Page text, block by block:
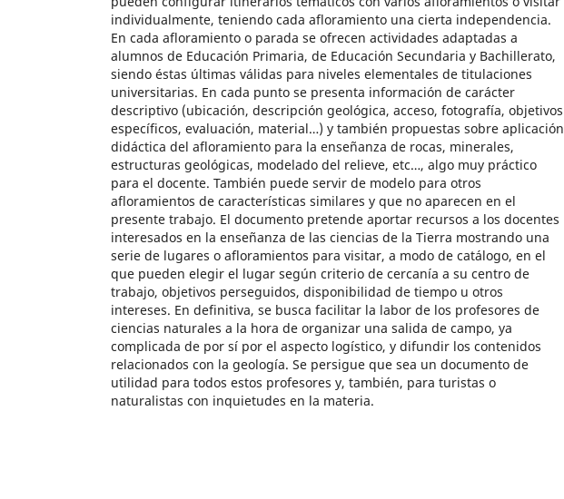
individualmente, teniendo cada afloramiento una cierta independencia.
En cada afloramiento o parada se ofrecen actividades adaptadas a
alumnos de Educación Primaria, de Educación Secundaria y Bachillerato,
siendo éstas últimas válidas para niveles elementales de titulaciones
universitarias. En cada punto se presenta información de carácter
descriptivo (ubicación, descripción geológica, acceso, fotografía, objetivos
específicos, evaluación, material…) y también propuestas sobre aplicación
didáctica del afloramiento para la enseñanza de rocas, minerales,
estructuras geológicas, modelado del relieve, etc…, algo muy práctico
para el docente. También puede servir de modelo para otros
afloramientos de características similares y que no aparecen en el
presente trabajo. El documento pretende aportar recursos a los docentes
interesados en la enseñanza de las ciencias de la Tierra mostrando una
serie de lugares o afloramientos para visitar, a modo de catálogo, en el
que pueden elegir el lugar según criterio de cercanía a su centro de
trabajo, objetivos perseguidos, disponibilidad de tiempo u otros
intereses. En definitiva, se busca facilitar la labor de los profesores de
ciencias naturales a la hora de organizar una salida de campo, ya
complicada de por sí por el aspecto logístico, y difundir los contenidos
relacionados con la geología. Se persigue que sea un documento de
utilidad para todos estos profesores y, también, para turistas o
naturalistas con inquietudes en la materia.